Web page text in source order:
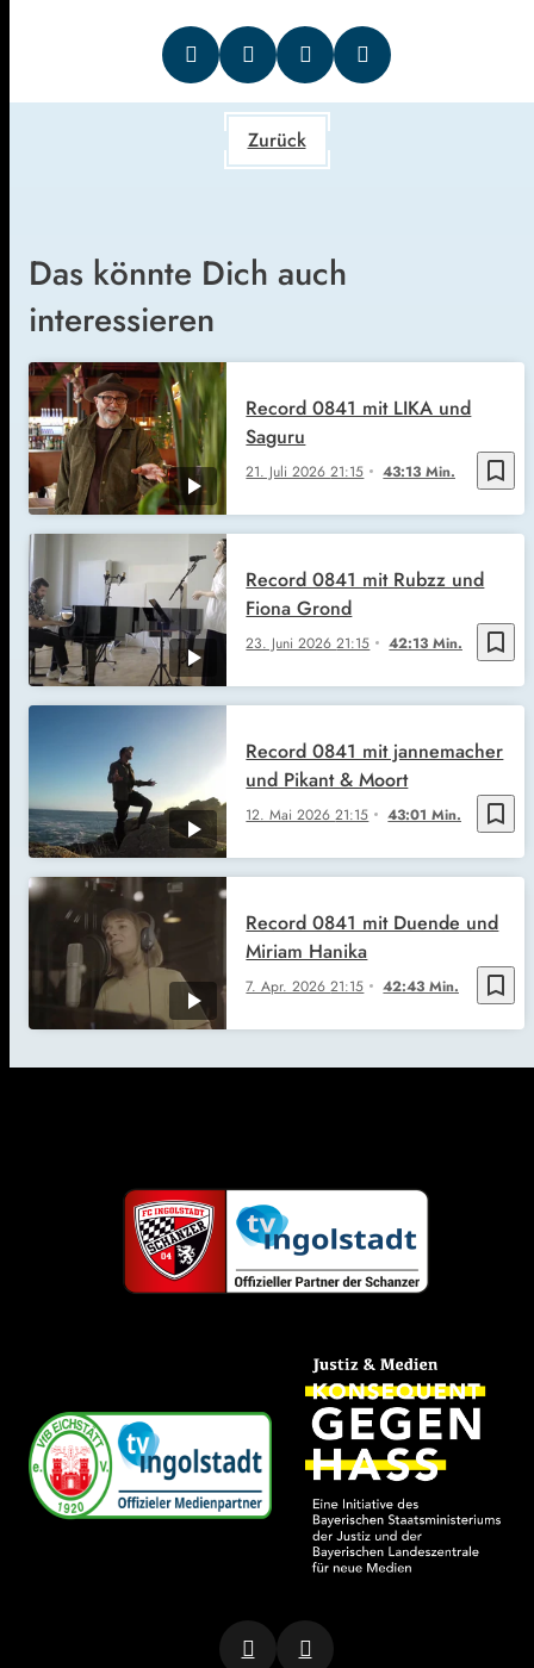
Zurück
Das könnte Dich auch
interessieren
bookmark_border
21. Juli 202621:15 43:13 Min.
Record 0841 mit LIKA und
Saguru
bookmark_border
23. Juni 202621:15 42:13 Min.
Record 0841 mit Rubzz und
Fiona Grond
bookmark_border
12. Mai 202621:15 43:01 Min.
Record 0841 mit jannemacher
und Pikant & Moort
bookmark_border
7. Apr. 202621:15 42:43 Min.
Record 0841 mit Duende und
Miriam Hanika